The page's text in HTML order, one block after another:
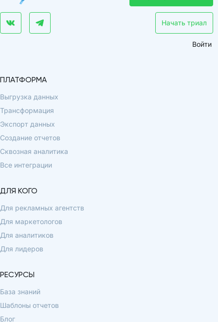
Начать триал
Войти
ПЛАТФОРМА
Выгрузка данных
Трансформация
Экспорт данных
Создание отчетов
Сквозная аналитика
Все интеграции
ДЛЯ КОГО
Для рекламных агентств
Для маркетологов
Для аналитиков
Для лидеров
РЕСУРСЫ
База знаний
Шаблоны отчетов
Блог